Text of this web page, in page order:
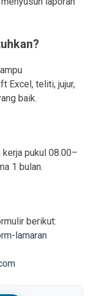
Excel, teliti, jujur,
baik.
kerja pukul 08.00–
1 bulan.
berikut:
lamaran